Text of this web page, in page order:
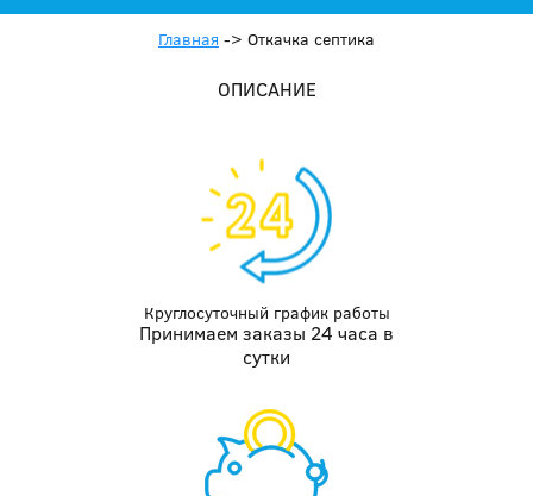
Главная -> Откачка септика
ОПИСАНИЕ
Круглосуточный график работы
Принимаем заказы 24 часа в
сутки